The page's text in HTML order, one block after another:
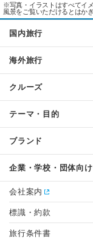
※写真・イラストはすべてイ
風景をご覧いただけるとはか
国内旅行
海外旅行
クルーズ
テーマ・目的
ブランド
企業・学校・団体向
会社案内
標識・約款
旅行条件書